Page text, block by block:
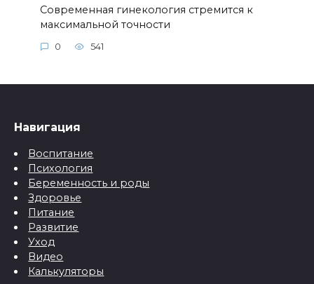
Современная гинекология стремится к
максимальной точности
0 541
Навигация
Воспитание
Психология
Беременность и роды
Здоровье
Питание
Развитие
Уход
Видео
Калькуляторы